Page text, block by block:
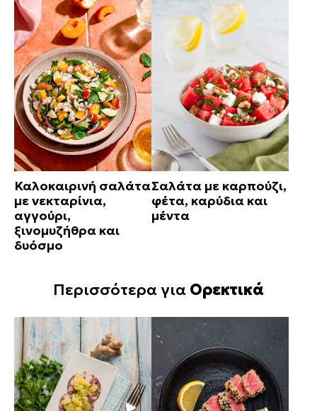
Καλοκαιρινή σαλάτα
με νεκταρίνια,
αγγούρι,
ξινομυζήθρα και
δυόσμο
Σαλάτα με καρπούζι,
φέτα, καρύδια και
μέντα
Περισσότερα για Ορεκτικά